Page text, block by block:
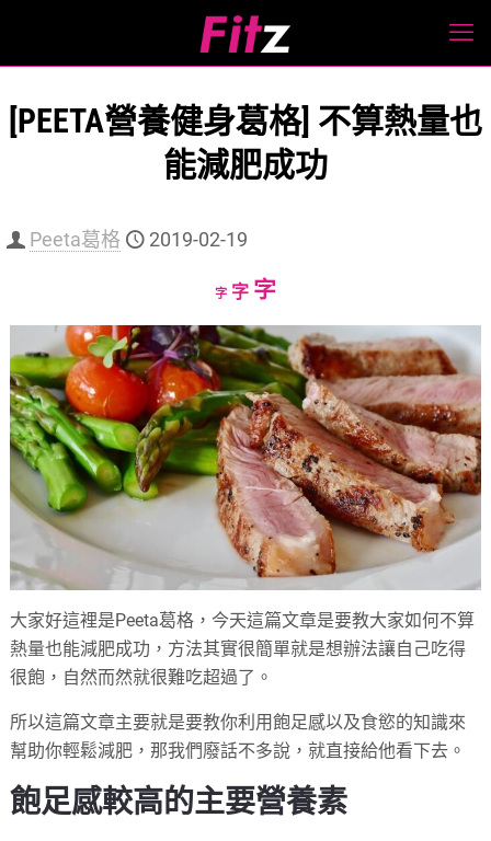
[PEETA營養健身葛格] 不算熱量也
能減肥成功
Peeta葛格 2019-02-19
字Decrease
size.
字Reset
size.
字Increase
size.
大家好這裡是Peeta葛格，今天這篇文章是要教大家如何不算
熱量也能減肥成功，方法其實很簡單就是想辦法讓自己吃得
很飽，自然而然就很難吃超過了。
所以這篇文章主要就是要教你利用飽足感以及食慾的知識來
幫助你輕鬆減肥，那我們廢話不多說，就直接給他看下去。
飽足感較高的主要營養素